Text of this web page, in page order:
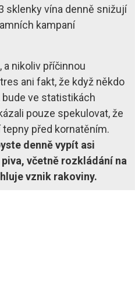
sklenky vína denně snižují
kampaní
nikoliv příčinnou
ani fakt, že když někdo
bude ve statistikách
pouze spekulovat, že
před kornatěním.
denně vypít asi
včetně rozkládání na
vznik rakoviny.